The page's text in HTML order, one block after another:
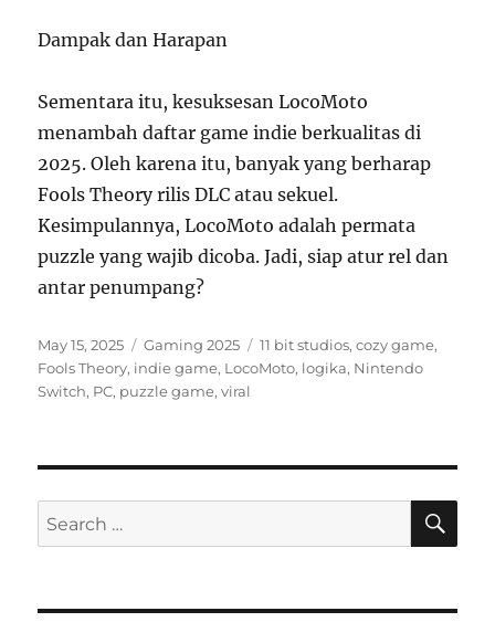
Dampak dan Harapan
Sementara itu, kesuksesan LocoMoto
menambah daftar game indie berkualitas di
2025. Oleh karena itu, banyak yang berharap
Fools Theory rilis DLC atau sekuel.
Kesimpulannya, LocoMoto adalah permata
puzzle yang wajib dicoba. Jadi, siap atur rel dan
antar penumpang?
Posted
on
May 15, 2025 Categories
Gaming 2025 Tags
11 bit studios,cozy game,
Fools Theory, indie game, LocoMoto, logika, Nintendo
Switch, PC, puzzle game,viral
Search
for: